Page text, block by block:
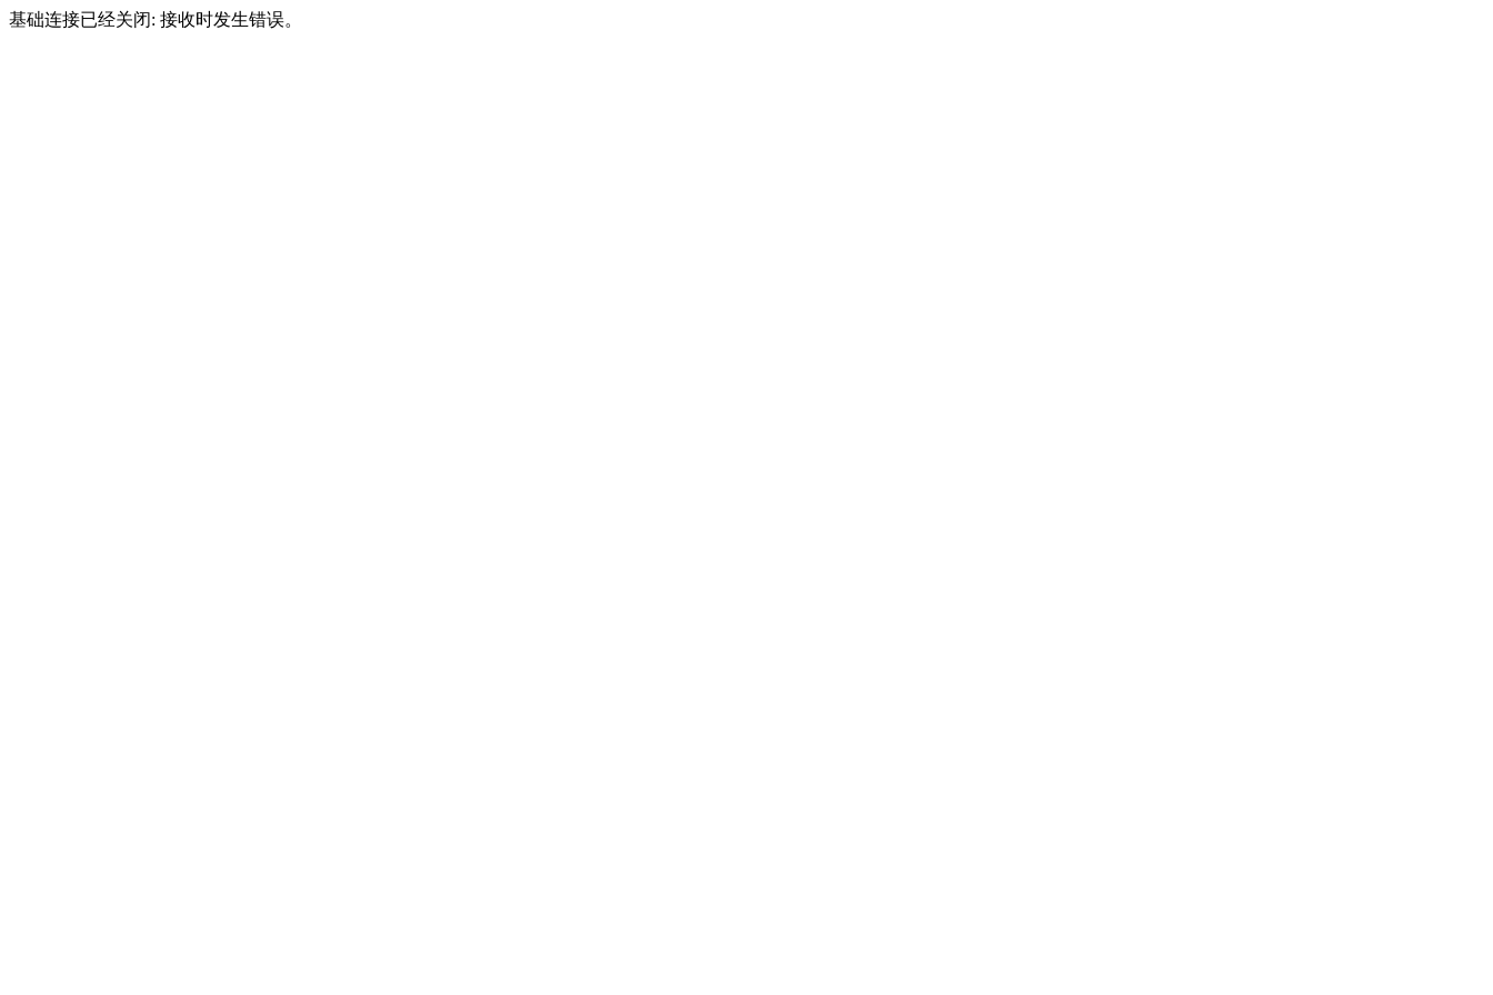
基础连接已经关闭: 接收时发生错误。